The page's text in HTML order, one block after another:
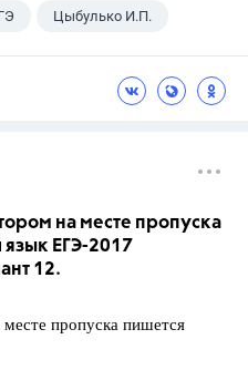
Цыбулько И.П.
на месте пропуска
язык ЕГЭ-2017
12.
пропуска пишется